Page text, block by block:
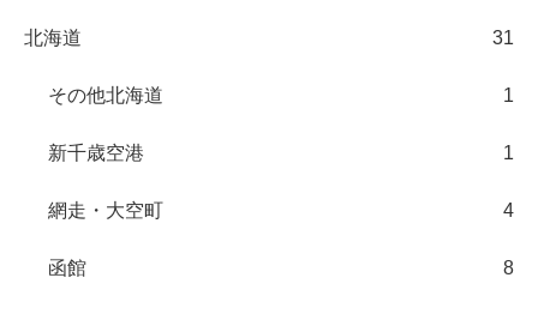
北海道 31
その他北海道 1
新千歳空港 1
網走・大空町 4
函館 8